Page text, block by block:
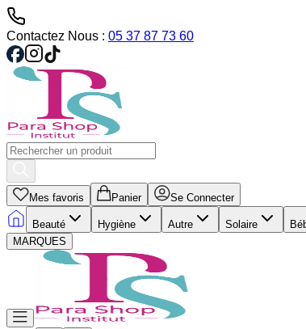
Contactez Nous : 05 37 87 73 60
Mes favoris Panier Se Connecter
Beauté Hygiène Autre Solaire
MARQUES